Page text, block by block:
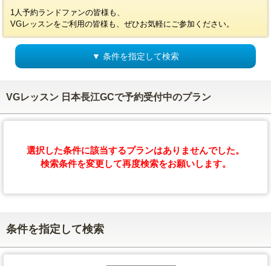
1人予約ランドファンの皆様も、
VGレッスンをご利用の皆様も、ぜひお気軽にご参加ください。
▼ 条件を指定して検索
VGレッスン 日本長江GCで予約受付中のプラン
選択した条件に該当するプランはありませんでした。
検索条件を変更して再度検索をお願いします。
条件を指定して検索